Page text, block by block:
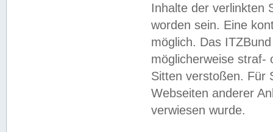
Inhalte der verlinkten
worden sein. Eine
möglich. Das
möglicherweise straf-
Sitten verstoßen. Für
Webseiten anderer
verwiesen wurde.